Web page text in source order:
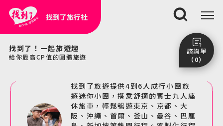
找到了旅行社
找到了！一起旅遊趣
給你最高CP值的團體旅遊
搜尋
諮詢單
（0）
尚未加入任何行程。點我看團體行程趣～
前往諮詢單頁面
找到了旅遊提供4到6人成行小團旅
遊迷你小團，搭乘舒適的賓士九人座
休旅車，輕鬆暢遊東京、京都、大
阪、沖繩、首爾、釜山、曼谷、巴厘